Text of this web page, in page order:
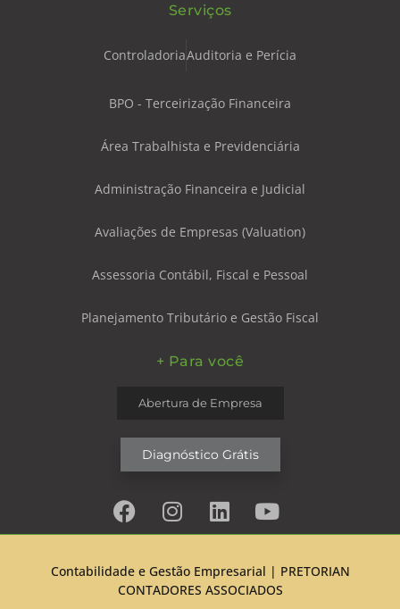
Serviços
ControladoriaAuditoria e Perícia
BPO - Terceirização Financeira
Área Trabalhista e Previdenciária
Administração Financeira e Judicial
Avaliações de Empresas (Valuation)
Assessoria Contábil, Fiscal e Pessoal
Planejamento Tributário e Gestão Fiscal
+ Para você
Abertura de Empresa
Diagnóstico Grátis
Contabilidade e Gestão Empresarial | PRETORIAN
CONTADORES ASSOCIADOS